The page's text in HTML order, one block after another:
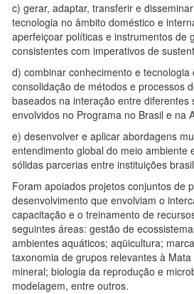
c) gerar, adaptar, transferir e
tecnologia no âmbito doméstico e
aperfeiçoar políticas e instrumentos de
consistentes com imperativos de
d) combinar conhecimento e
consolidação de métodos e processos
baseados na interação entre diferentes
envolvidos no Programa no Brasil e
e) desenvolver e aplicar abordagens
entendimento global do meio ambiente
sólidas parcerias entre instituições
Foram apoiados projetos conjuntos de
desenvolvimento que envolviam o
capacitação e o treinamento de
seguintes áreas: gestão de
ambientes aquáticos; aqüicultura;
taxonomia de grupos relevantes à
mineral; biologia da reprodução e
modelagem, entre outros.